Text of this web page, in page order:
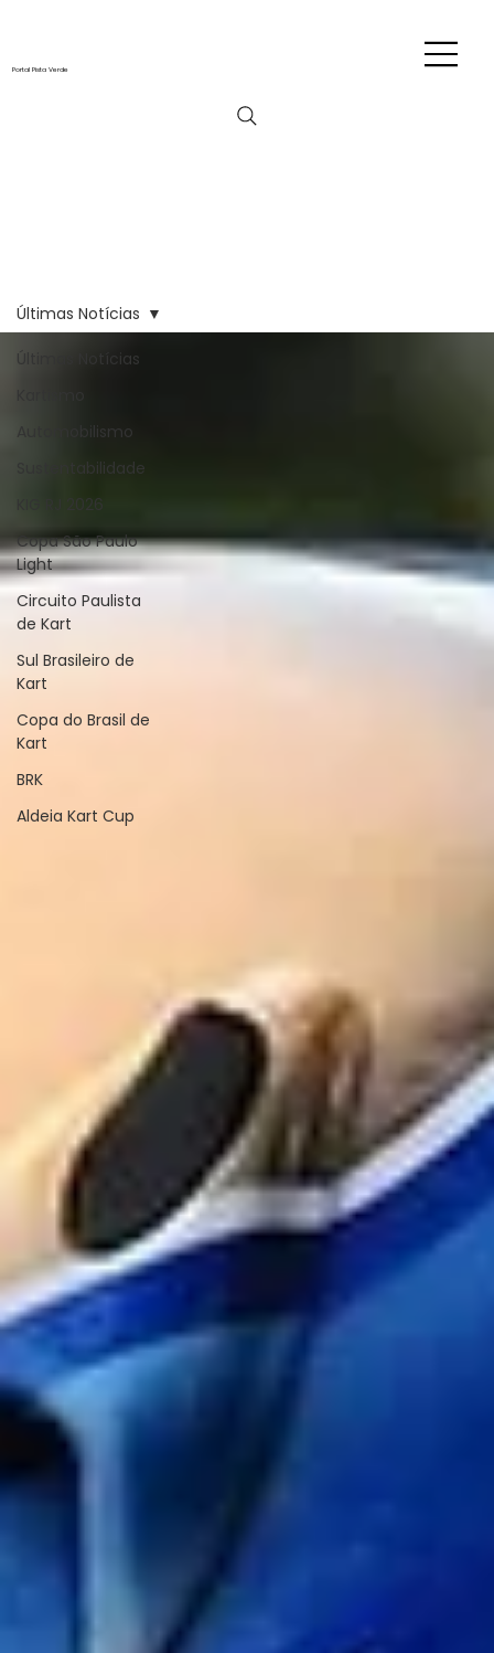
Portal Pista Verde
Últimas Notícias
Automobilismo
Sustentabilidade
KIG RJ 2026
Copa São Paulo
Light
Circuito Paulista
de Kart
Sul Brasileiro de
Kart
Copa do Brasil de
Kart
BRK
Aldeia Kart Cup
Últimas Notícias